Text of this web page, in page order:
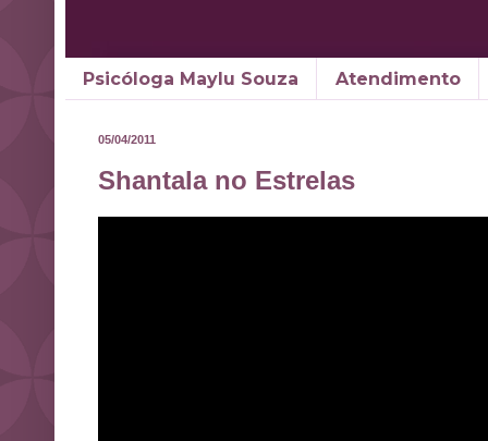
Psicóloga Maylu Souza Atendimento
05/04/2011
Shantala no Estrelas